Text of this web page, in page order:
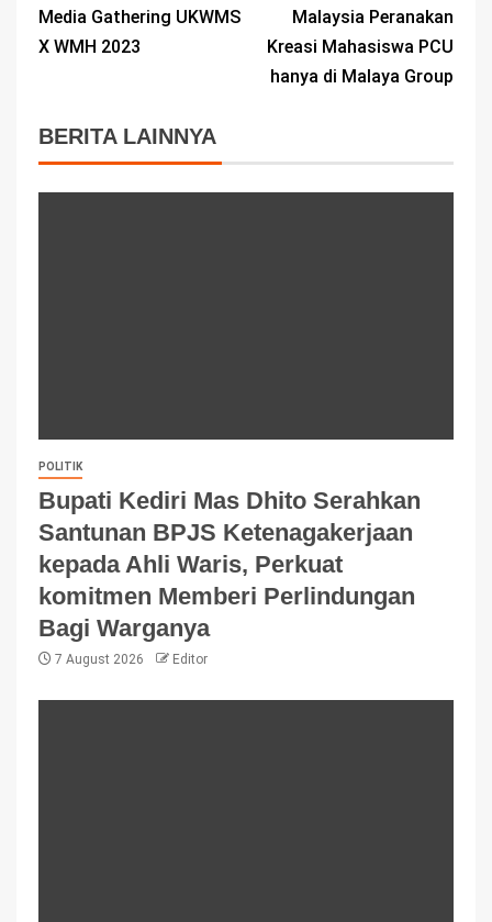
Media Gathering UKWMS
X WMH 2023
Malaysia Peranakan
Kreasi Mahasiswa PCU
hanya di Malaya Group
BERITA LAINNYA
POLITIK
Bupati Kediri Mas Dhito Serahkan
Santunan BPJS Ketenagakerjaan
kepada Ahli Waris, Perkuat
komitmen Memberi Perlindungan
Bagi Warganya
7 August 2026 Editor